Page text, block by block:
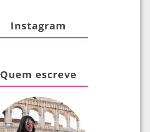
Instagram
Quem escreve